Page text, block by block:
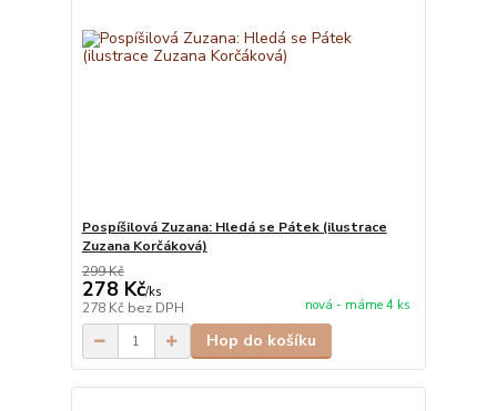
Pospíšilová Zuzana: Hledá se Pátek (ilustrace
Zuzana Korčáková)
299 Kč
278 Kč/ks
278 Kč bez DPH nová - máme 4 ks
Hop do košíku